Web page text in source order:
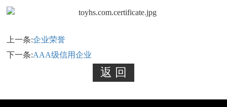
上一条:企业荣誉
下一条:AAA级信用企业